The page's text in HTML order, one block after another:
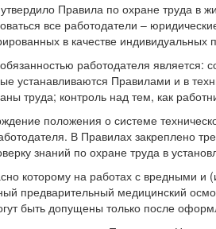
Правила по охране труда в
все работодатели –
в качестве индивидуальных
работодателя
устанавливаются Правилами и в
труда; контроль над тем, как
положения о системе
В Правилах закреплено
знаний по охране труда в
которому на работах с вредными
предварительный медицинский
быть допущены только после